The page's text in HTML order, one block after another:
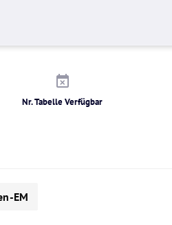
Nr. Tabelle Verfügbar
EM